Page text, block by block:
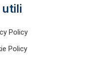
utili
Policy
Policy